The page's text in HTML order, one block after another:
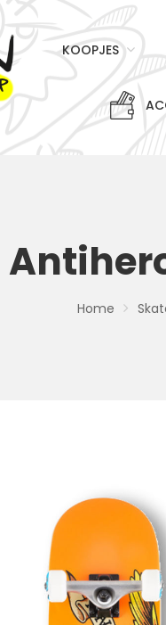
KOOPJES
Home